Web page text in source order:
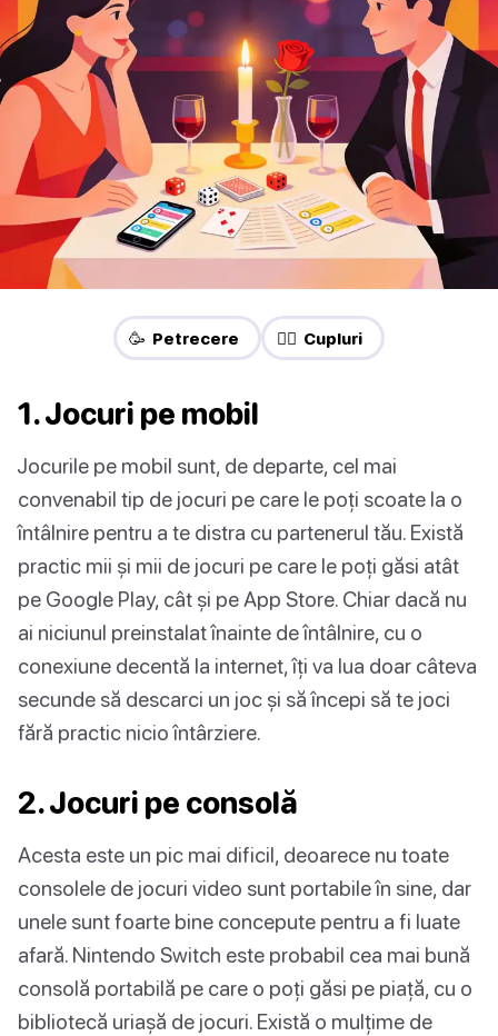
🥳 Petrecere ❤️‍🔥 Cupluri
1. Jocuri pe mobil
Jocurile pe mobil sunt, de departe, cel mai
convenabil tip de jocuri pe care le poți scoate la o
întâlnire pentru a te distra cu partenerul tău. Există
practic mii și mii de jocuri pe care le poți găsi atât
pe Google Play, cât și pe App Store. Chiar dacă nu
ai niciunul preinstalat înainte de întâlnire, cu o
conexiune decentă la internet, îți va lua doar câteva
secunde să descarci un joc și să începi să te joci
fără practic nicio întârziere.
2. Jocuri pe consolă
Acesta este un pic mai dificil, deoarece nu toate
consolele de jocuri video sunt portabile în sine, dar
unele sunt foarte bine concepute pentru a fi luate
afară. Nintendo Switch este probabil cea mai bună
consolă portabilă pe care o poți găsi pe piață, cu o
bibliotecă uriașă de jocuri. Există o mulțime de